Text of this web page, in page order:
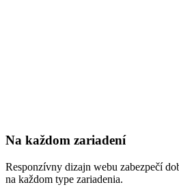
Na každom zariadení
Responzívny dizajn webu zabezpečí
na každom type zariadenia.